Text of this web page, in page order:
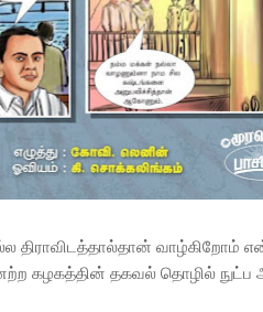
திராவிடத்தால்தான் வாழ்கிறோம்
கழகத்தின் தகவல் தொழில்